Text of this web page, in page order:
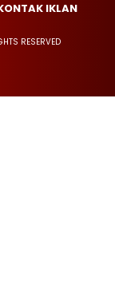
IKLAN
RESERVED